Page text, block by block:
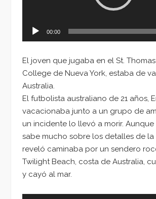
00:00
El joven que jugaba en el St.
College de Nueva York, estaba de
Australia.
El futbolista australiano de 21 años,
vacacionaba junto a un grupo de
un incidente lo llevó a morir. Aunque
sabe mucho sobre los detalles de la
reveló caminaba por un sendero
Twilight Beach, costa de Australia,
y cayó al mar.